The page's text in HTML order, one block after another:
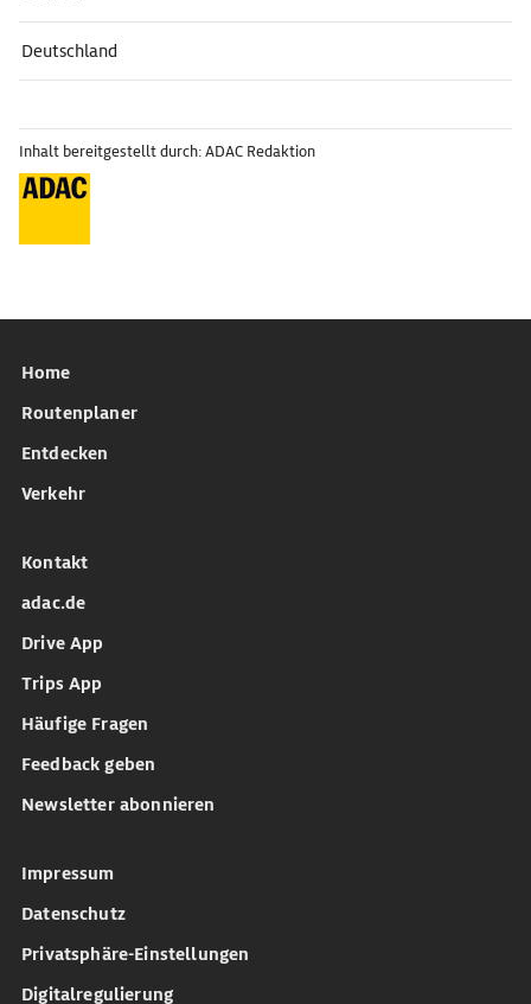
Deutschland
Inhalt bereitgestellt durch: ADAC Redaktion
Home
Routenplaner
Entdecken
Verkehr
Kontakt
adac.de
Drive App
Trips App
Häufige Fragen
Feedback geben
Newsletter abonnieren
Impressum
Datenschutz
Privatsphäre-Einstellungen
Digitalregulierung